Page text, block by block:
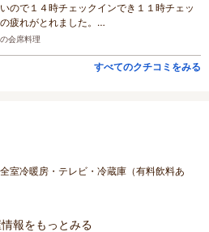
ので１４時チェックインでき１１時チェッ
疲れがとれました。…
会席料理
すべてのクチコミをみる
室冷暖房・テレビ・冷蔵庫（有料飲料あ
報をもっとみる